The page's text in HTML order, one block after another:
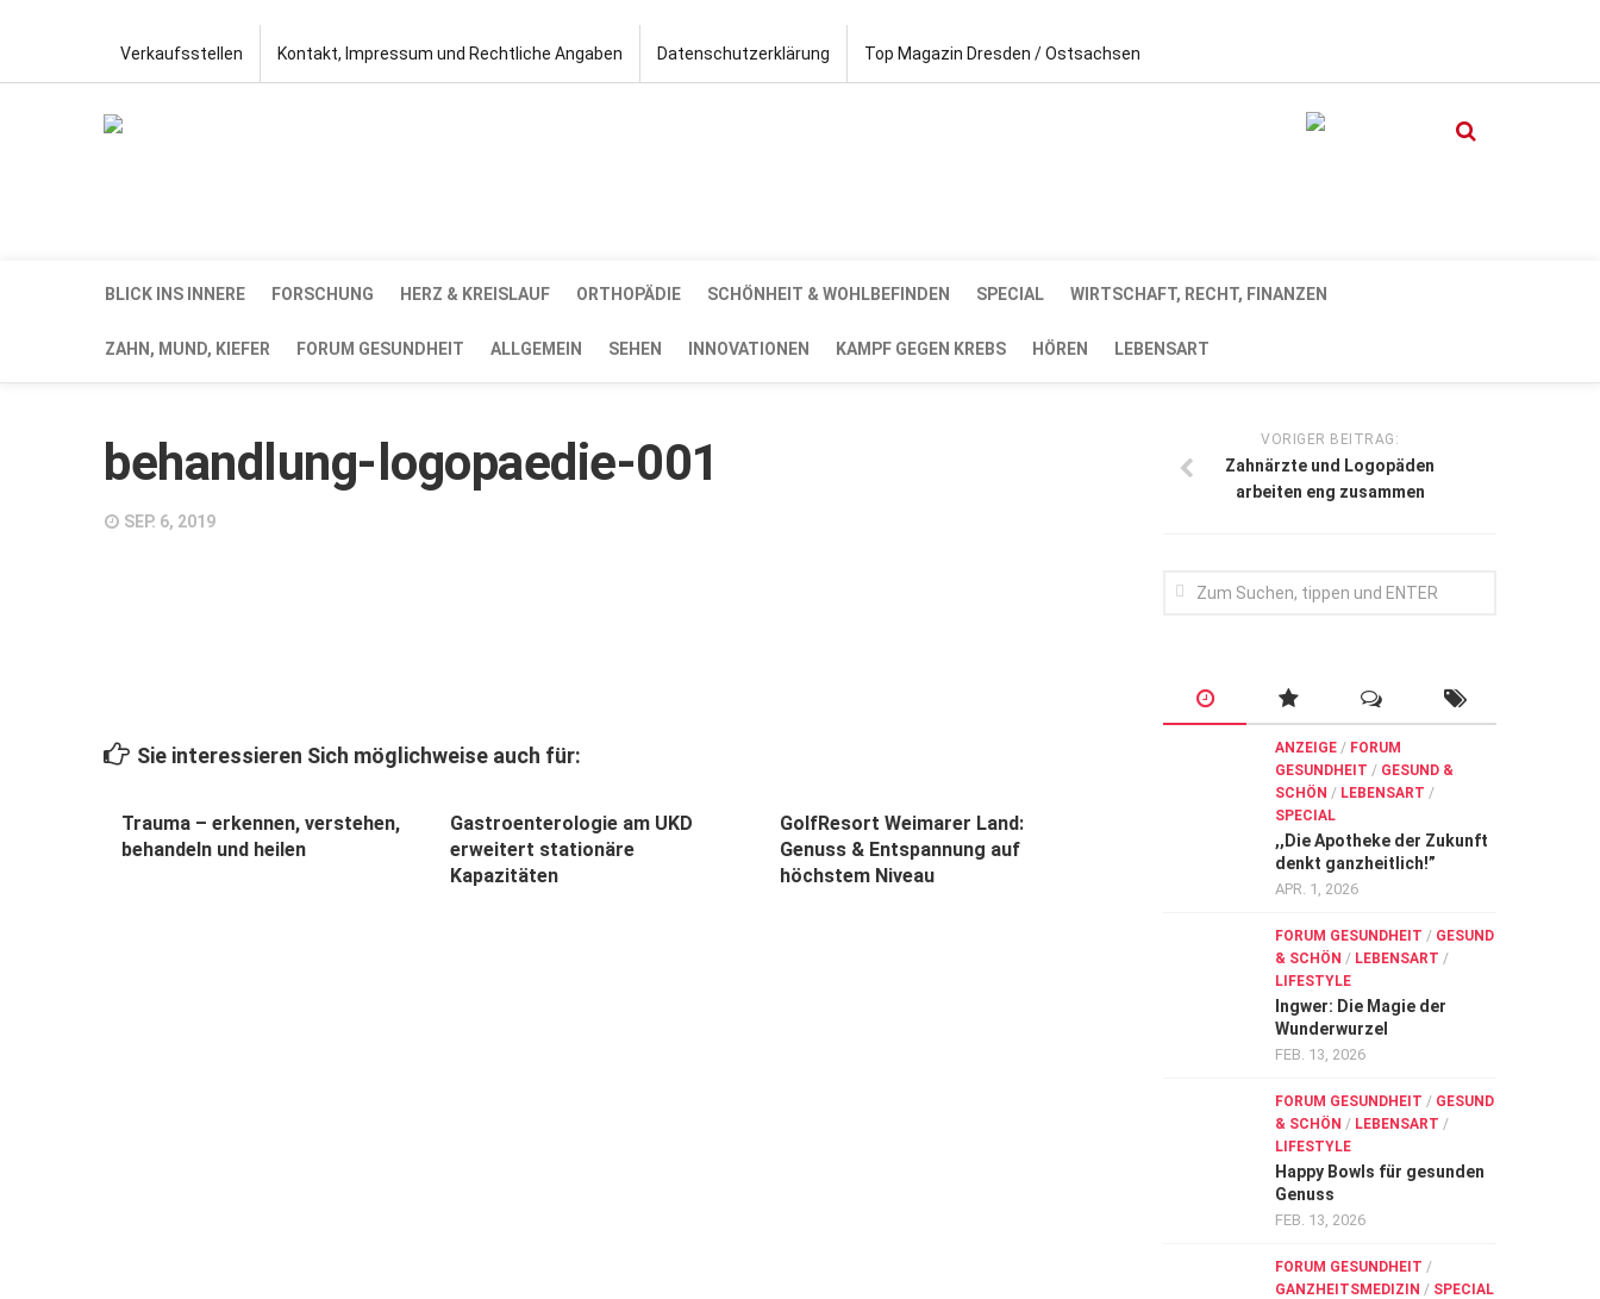
Verkaufsstellen Kontakt, Impressum und Rechtliche Angaben Datenschutzerklärung Top Magazin Dresden / Ostsachsen
BLICK INS INNERE FORSCHUNG HERZ & KREISLAUF ORTHOPÄDIE SCHÖNHEIT & WOHLBEFINDEN SPECIAL WIRTSCHAFT, RECHT, FINANZEN
ZAHN, MUND, KIEFER FORUM GESUNDHEIT ALLGEMEIN SEHEN INNOVATIONEN KAMPF GEGEN KREBS HÖREN LEBENSART
behandlung-logopaedie-001
SEP. 6, 2019
Sie interessieren Sich möglichweise auch für:
Trauma – erkennen, verstehen,
behandeln und heilen
Gastroenterologie am UKD
erweitert stationäre
Kapazitäten
GolfResort Weimarer Land:
Genuss & Entspannung auf
höchstem Niveau
VORIGER BEITRAG:
Zahnärzte und Logopäden
arbeiten eng zusammen
ANZEIGE / FORUM
GESUNDHEIT / GESUND &
SCHÖN / LEBENSART /
SPECIAL
,,Die Apotheke der Zukunft
denkt ganzheitlich!”
APR. 1, 2026
FORUM GESUNDHEIT / GESUND
& SCHÖN / LEBENSART /
LIFESTYLE
Ingwer: Die Magie der
Wunderwurzel
FEB. 13, 2026
FORUM GESUNDHEIT / GESUND
& SCHÖN / LEBENSART /
LIFESTYLE
Happy Bowls für gesunden
Genuss
FEB. 13, 2026
FORUM GESUNDHEIT /
GANZHEITSMEDIZIN / SPECIAL